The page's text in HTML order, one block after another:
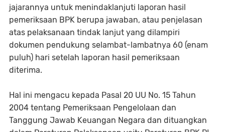
jajarannya untuk menindaklanjuti laporan hasil
pemeriksaan BPK berupa jawaban, atau penjelasan
atas pelaksanaan tindak lanjut yang dilampiri
dokumen pendukung selambat-lambatnya 60 (enam
puluh) hari setelah laporan hasil pemeriksaan
diterima.
Hal ini mengacu kepada Pasal 20 UU No. 15 Tahun
2004 tentang Pemeriksaan Pengelolaan dan
Tanggung Jawab Keuangan Negara dan dituangkan